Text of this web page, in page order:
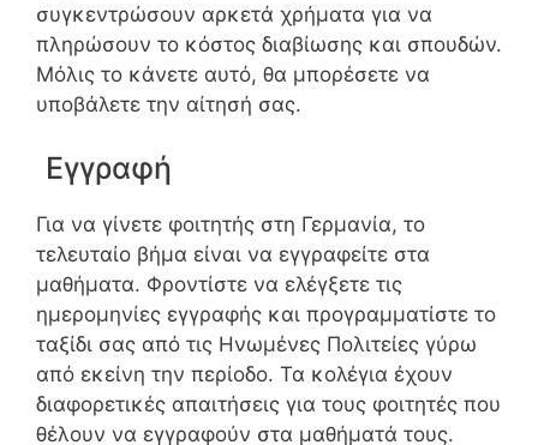
συγκεντρώσουν αρκετά χρήματα για να
πληρώσουν το κόστος διαβίωσης και σπουδών.
Μόλις το κάνετε αυτό, θα μπορέσετε να
υποβάλετε την αίτησή σας.
Εγγραφή
Για να γίνετε φοιτητής στη Γερμανία, το
τελευταίο βήμα είναι να εγγραφείτε στα
μαθήματα. Φροντίστε να ελέγξετε τις
ημερομηνίες εγγραφής και προγραμματίστε το
ταξίδι σας από τις Ηνωμένες Πολιτείες γύρω
από εκείνη την περίοδο. Τα κολέγια έχουν
διαφορετικές απαιτήσεις για τους φοιτητές που
θέλουν να εγγραφούν στα μαθήματά τους.